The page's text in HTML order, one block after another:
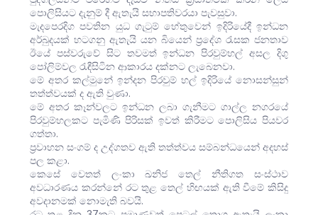
පොලිසියට දැනුම් දී ඇතැයි සභාපතිවරයා පැවසුවා.
මැදපෙරදිග පවතින යුධ ගැටුම් හේතුවෙන් ඉදිරියේදී ඉන්ධන
අර්බුදයක් හටගනු ඇතැයි යන බියෙන් ප්‍රදේශ රැසක ජනතාව
ඊයේ පස්වරුවේ සිට තවමත් ඉන්ධන පිරවුම්හල් අසල දිගු
පෝලිම්වල රැඳීසිටින ආකාරය දක්නට ලැබෙනවා.
මේ අතර කල්මුනේ ඉන්දන පිරවුම් හල් ඉදිරියේ නොසන්සුන්
තත්ත්වයක් ද ඇති වුණා.
මේ අතර කෑන්වලට ඉන්ධන ලබා ගැනීමට ගාල්ල නගරයේ
පිරවුම්හලකට පැමිණි පිරිසක් ඉවත් කිරීමට පොලිසිය පියවර
ගත්තා.
ප්‍රවාහන සංගම් ද උද්ගතව ඇති තත්ත්වය සම්බන්ධයෙන් අදහස්
පල කළා.
කෙසේ වෙතත් ලංකා ඛනිජ තෙල් නීතිගත සංස්ථාව
අවධාරණය කරන්නේ රට තුළ තෙල් හිඟයක් ඇති වීමේ කිසිදු
අවදානමක් නොමැති බවයි.